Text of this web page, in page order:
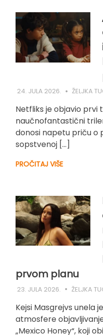
24. JULA 2026. ŽELJKA
Netfliks je objavio prvi
naučnofantastični triler
donosi napetu priču o
sopstvenoj […]
PROČITAJ VIŠE
prvom planu
23. JULA 2026. ŽELJKA
Kejsi Masgrejvs unela
atmosfere
„Mexico Honey“, koji